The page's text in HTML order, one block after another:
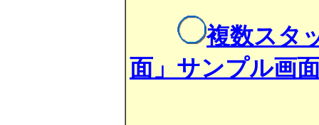
複数スタ
面」サンプル画